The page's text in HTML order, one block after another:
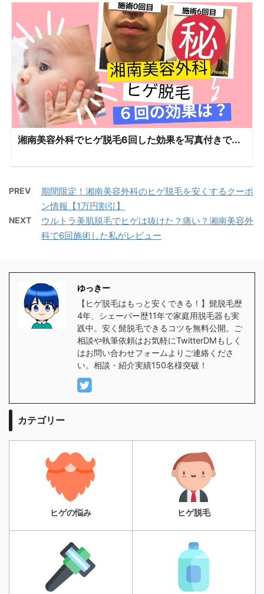
湘南美容外科でヒゲ脱毛6回した効果を写真付きで...
PREV
期間限定！湘南美容外科のヒゲ脱毛を安くするクーポ
ン情報【1万円割引】
NEXT
ウルトラ美肌脱毛でヒゲは抜けた？痛い？湘南美容外
科で6回施術した私がレビュー
ゆっきー
【ヒゲ脱毛はもっと安くできる！】髭脱毛歴
4年、シェーバー歴11年で家庭用脱毛器も実
践中。安く髭脱毛できるコツを無料公開。ご
相談や執筆依頼はお気軽にTwitterDMもしく
はお問い合わせフォームよりご連絡くださ
い。相談・紹介実績150名様突破！
カテゴリー
ヒゲの悩み ヒゲ脱毛